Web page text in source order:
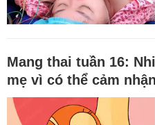
Mang thai tuần 16:
mẹ vì có thể cảm